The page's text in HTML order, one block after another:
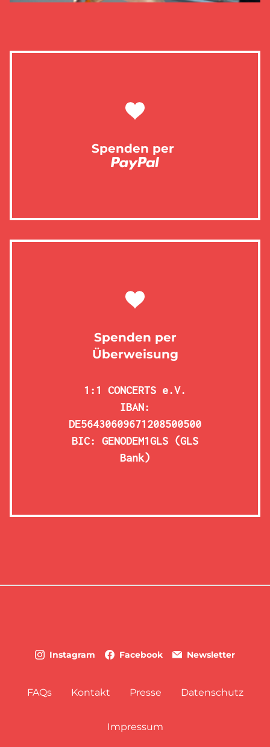
Spenden per
Spenden per
Überweisung
1:1 CONCERTS e.V.
IBAN:
DE56430609671208500500
BIC: GENODEM1GLS (GLS
Bank)
Instagram Facebook Newsletter
FAQs Kontakt Presse Datenschutz
Impressum